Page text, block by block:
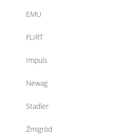
EMU
FLIRT
Impuls
Newag
Stadler
Źmigród